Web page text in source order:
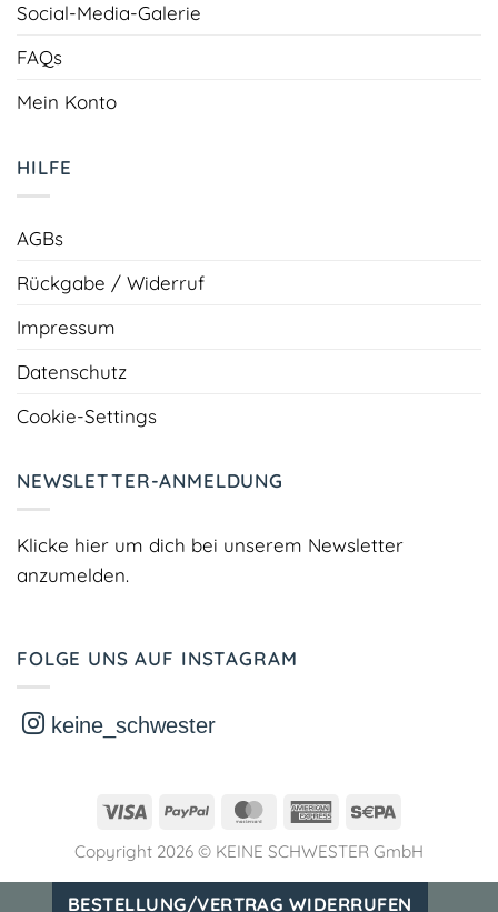
Social-Media-Galerie
FAQs
Mein Konto
HILFE
AGBs
Rückgabe / Widerruf
Impressum
Datenschutz
Cookie-Settings
NEWSLETTER-ANMELDUNG
Klicke hier um dich bei unserem Newsletter
anzumelden.
FOLGE UNS AUF INSTAGRAM
keine_schwester
Visa PayPal MasterCardAmerican
Copyright 2026 © KEINE SCHWESTER GmbH
BESTELLUNG/VERTRAG WIDERRUFEN